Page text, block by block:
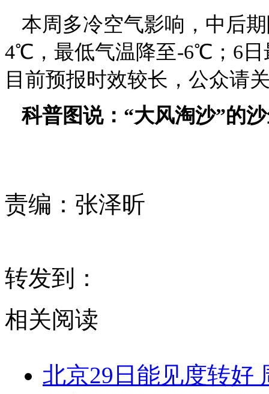
本周多冷空气影响，中后
4℃，最低气温降至-6℃；6
目前预报时效较长，公众请
科普图说：“大风淘沙”的
责编： 张泽昕
转发到：
相关阅读
北京29日能见度转好